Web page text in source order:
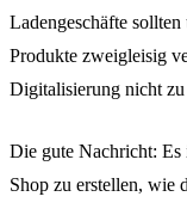
Ladengeschäfte
Produkte zweigleisig
Digitalisierung nicht zu
Die gute Nachricht: Es
Shop zu erstellen, wie